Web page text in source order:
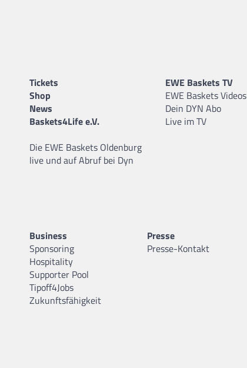
Tickets
Shop
News
Baskets4Life e.V.
Die EWE Baskets Oldenburg
live und auf Abruf bei Dyn
EWE Baskets TV
EWE Baskets Videos
Dein DYN Abo
Live im TV
Business
Sponsoring
Hospitality
Supporter Pool
Tipoff4Jobs
Zukunftsfähigkeit
Presse
Presse-Kontakt